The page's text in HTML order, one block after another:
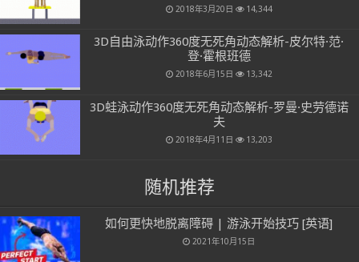
2018年3月20日 14,344
3D自由泳动作360度无死角动态解析-皮尔特·范·
登·霍根班德
2018年6月15日 13,342
3D蛙泳动作360度无死角动态解析-罗曼·史劳德诺
夫
2018年4月11日 13,203
随机推荐
如何更快地脱离障碍 | 游泳开始技巧 [英语]
2021年10月15日